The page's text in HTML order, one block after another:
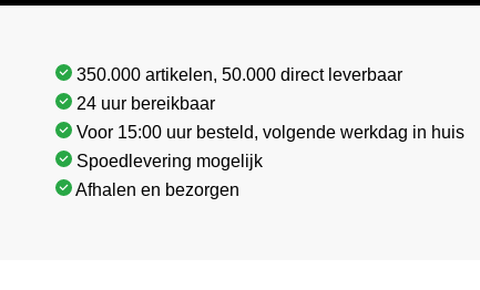
350.000 artikelen, 50.000 direct leverbaar
24 uur bereikbaar
Voor 15:00 uur besteld, volgende werkdag in huis
Spoedlevering mogelijk
Afhalen en bezorgen